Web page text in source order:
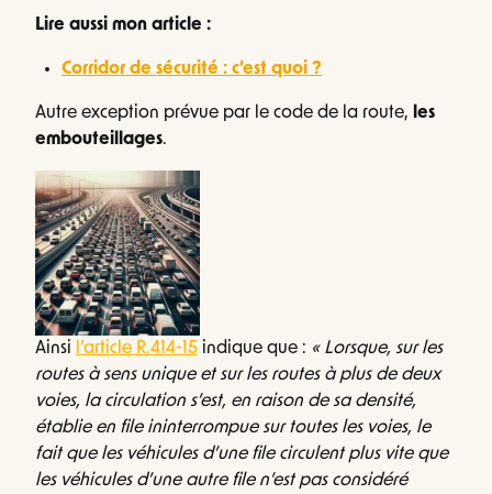
Lire aussi mon article :
Corridor de sécurité : c’est quoi ?
Autre exception prévue par le code de la route, les
embouteillages.
Ainsi l’article R.414-15 indique que : « Lorsque, sur les
routes à sens unique et sur les routes à plus de deux
voies, la circulation s’est, en raison de sa densité,
établie en file ininterrompue sur toutes les voies, le
fait que les véhicules d’une file circulent plus vite que
les véhicules d’une autre file n’est pas considéré